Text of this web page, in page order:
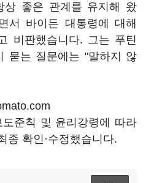
좋은 관계를 유지해 왔
서 바이든 대통령에 대해
비판했습니다. 그는 푸틴
묻는 질문에는 "말하지 않
준칙 및 윤리강령에 따라
종 확인·수정했습니다.